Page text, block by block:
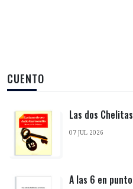
CUENTO
Las dos Chelitas
07 JUL 2026
A las 6 en punto